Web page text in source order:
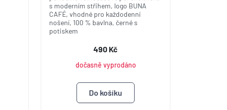
s moderním střihem, logo BUNA
CAFÉ, vhodné pro každodenní
nošení, 100 % bavlna, černé s
potiskem
490 Kč
dočasně vyprodáno